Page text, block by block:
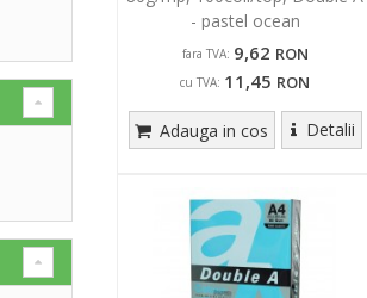
- pastel ocean
fara TVA: 9,62 RON
cu TVA: 11,45 RON
Adauga in cos Detalii